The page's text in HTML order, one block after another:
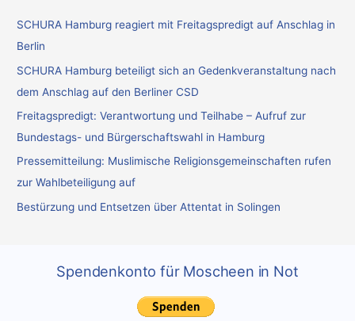
a
c
h
:
SCHURA Hamburg reagiert mit Freitagspredigt auf Anschlag in
Berlin
SCHURA Hamburg beteiligt sich an Gedenkveranstaltung nach
dem Anschlag auf den Berliner CSD
Freitagspredigt: Verantwortung und Teilhabe – Aufruf zur
Bundestags- und Bürgerschaftswahl in Hamburg
Pressemitteilung: Muslimische Religionsgemeinschaften rufen
zur Wahlbeteiligung auf
Bestürzung und Entsetzen über Attentat in Solingen
Spendenkonto für Moscheen in Not